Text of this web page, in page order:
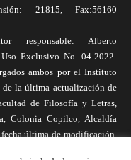
21815, Fax:56160
responsable: Alberto
Exclusivo No. 04-2022-
ambos por el Instituto
de la última actualización de
de Filosofía y Letras,
Colonia Copilco, Alcaldía
última de modificación,